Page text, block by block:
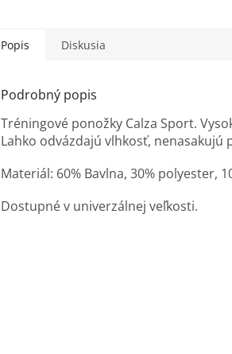
Popis Diskusia
Podrobný popis
Tréningové ponožky Calza Sport.
Lahko odvázdajú vlhkosť, nenasakujú
Materiál: 60% Bavlna, 30% polyester,
Dostupné v univerzálnej veľkosti.